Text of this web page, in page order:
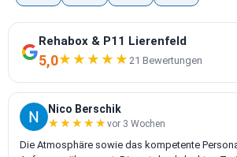
Rehabox & P11 Lierenfeld
5,0★★★★★
★★★★★ 21 Bewertungen
Nico Berschik
★★★★★
★★★★★ vor 3 Wochen
Die Atmosphäre sowie das kompetente